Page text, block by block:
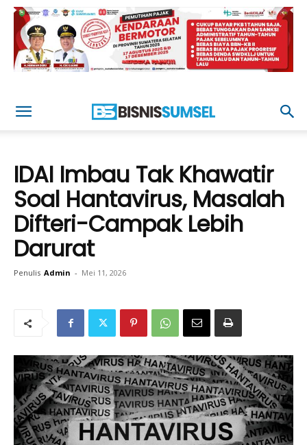
IDAI Imbau Tak Khawatir
Soal Hantavirus, Masalah
Difteri-Campak Lebih
Darurat
Penulis Admin - Mei 11, 2026